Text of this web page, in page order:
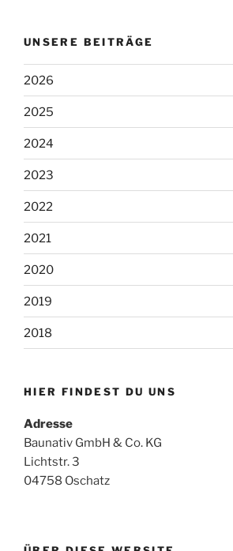
UNSERE BEITRÄGE
2026
2025
2024
2023
2022
2021
2020
2019
2018
HIER FINDEST DU UNS
Adresse
Baunativ GmbH & Co. KG
Lichtstr. 3
04758 Oschatz